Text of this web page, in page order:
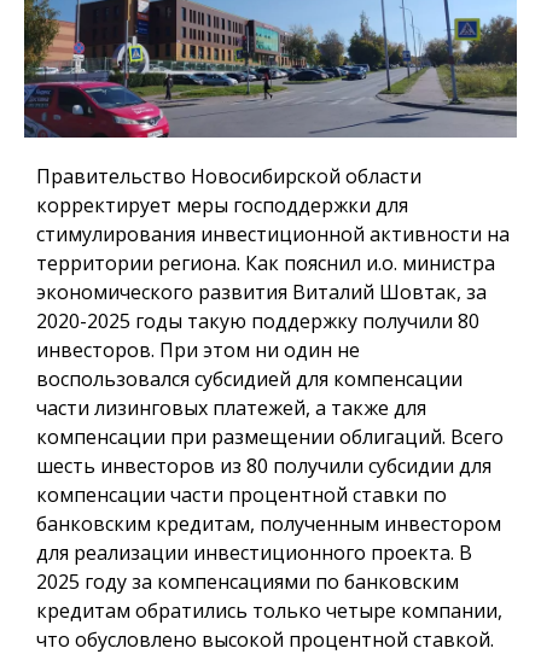
Правительство Новосибирской области
корректирует меры господдержки для
стимулирования инвестиционной активности на
территории региона. Как пояснил и.о. министра
экономического развития Виталий Шовтак, за
2020-2025 годы такую поддержку получили 80
инвесторов. При этом ни один не
воспользовался субсидией для компенсации
части лизинговых платежей, а также для
компенсации при размещении облигаций. Всего
шесть инвесторов из 80 получили субсидии для
компенсации части процентной ставки по
банковским кредитам, полученным инвестором
для реализации инвестиционного проекта. В
2025 году за компенсациями по банковским
кредитам обратились только четыре компании,
что обусловлено высокой процентной ставкой.